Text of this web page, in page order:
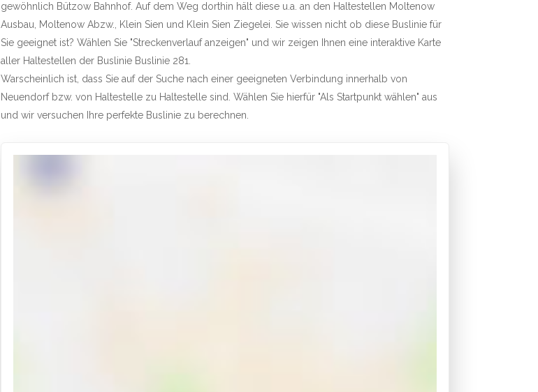
gewöhnlich Bützow Bahnhof. Auf dem Weg dorthin hält diese u.a. an den Haltestellen Moltenow
Ausbau, Moltenow Abzw., Klein Sien und Klein Sien Ziegelei. Sie wissen nicht ob diese Buslinie für
Sie geeignet ist? Wählen Sie "Streckenverlauf anzeigen" und wir zeigen Ihnen eine interaktive Karte
aller Haltestellen der Buslinie Buslinie 281.
Warscheinlich ist, dass Sie auf der Suche nach einer geeigneten Verbindung innerhalb von
Neuendorf bzw. von Haltestelle zu Haltestelle sind. Wählen Sie hierfür "Als Startpunkt wählen" aus
und wir versuchen Ihre perfekte Buslinie zu berechnen.